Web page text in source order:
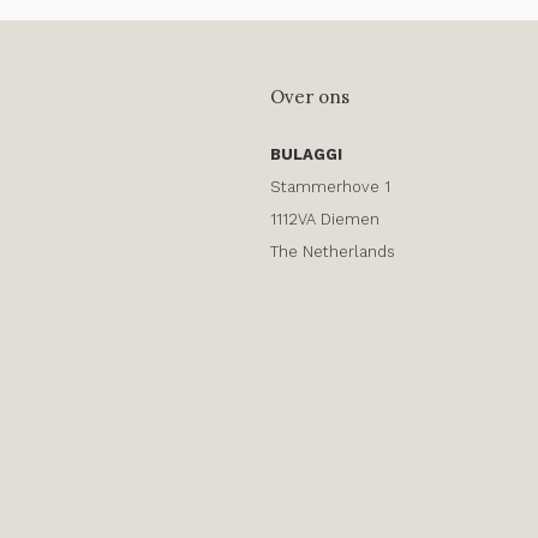
Over ons
BULAGGI
Stammerhove 1
1112VA Diemen
The Netherlands